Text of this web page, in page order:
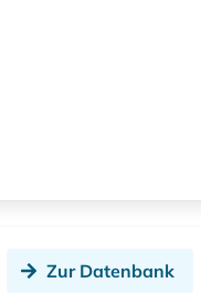
Zur Datenbank